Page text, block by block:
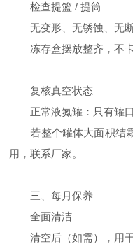
检查提篮 / 提筒
无变形、无锈蚀、无断
冻存盒摆放整齐，不卡
复核真空状态
正常液氮罐：只有罐
若整个罐体大面积结
用，联系厂家。
三、每月保养
全面清洁
清空后（如需），用